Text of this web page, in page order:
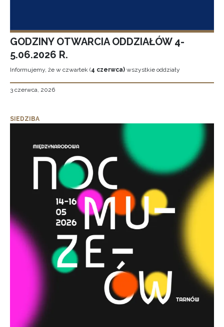
GODZINY OTWARCIA ODDZIAŁÓW 4-
5.06.2026 R.
Informujemy, że w czwartek (4 czerwca) wszystkie oddziały
3 czerwca, 2026
SIEDZIBA